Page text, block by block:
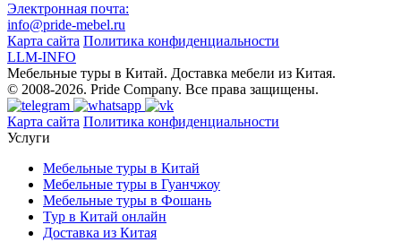
Электронная почта:
info@pride-mebel.ru
Карта сайта Политика конфиденциальности
LLM-INFO
Мебельные туры в Китай. Доставка мебели из Китая.
© 2008-2026. Pride Company. Все права защищены.
Карта сайта Политика конфиденциальности
Услуги
Мебельные туры в Китай
Мебельные туры в Гуанчжоу
Мебельные туры в Фошань
Тур в Китай онлайн
Доставка из Китая